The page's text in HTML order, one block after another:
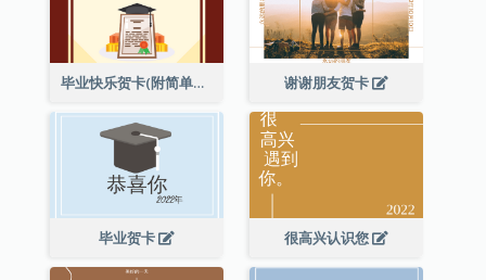
毕业快乐贺卡(附简单配图) 谢谢朋友贺卡
毕业贺卡 很高兴认识您